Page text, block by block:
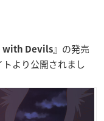
with Devils』の発売
より公開されまし